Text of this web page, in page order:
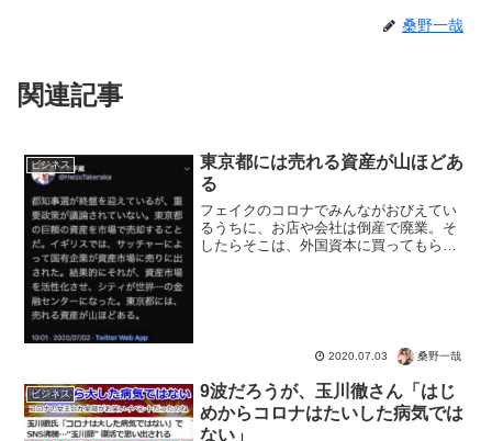
桑野一哉
関連記事
ビジネス
東京都には売れる資産が山ほどあ
る
フェイクのコロナでみんながおびえてい
るうちに、お店や会社は倒産で廃業。そ
したらそこは、外国資本に買ってもらう
2020.07.03 桑野一哉
ビジネス
9波だろうが、玉川徹さん「はじ
めからコロナはたいした病気では
ない」